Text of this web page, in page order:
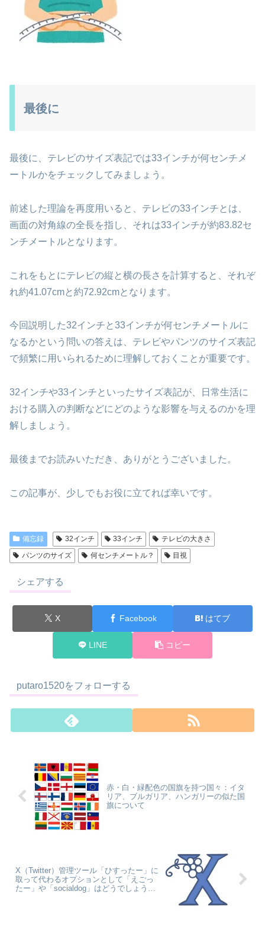
最後に
最後に、テレビのサイズ表記では33インチが何センチメ
ートルかをチェックしてみましょう。
前述した理論を再度用いると、テレビの33インチとは、
画面の対角線の全長を指し、それは33インチが約83.82セ
ンチメートルとなります。
これをもとにテレビの縦と横の長さを計算すると、それぞ
れ約41.07cmと約72.92cmとなります。
今回説明した32インチと33インチが何センチメートルに
なるかという問いの答えは、テレビやパンツのサイズ表記
で頻繁に用いられるために理解しておくことが重要です。
32インチや33インチといったサイズ表記が、日常生活に
おける購入の判断などにどのような影響を与えるのかを理
解しましょう。
最後までお読みいただき、ありがとうございました。
この記事が、少しでもお役に立てれば幸いです。
備忘録 32インチ 33インチ
テレビの大きさ
パンツのサイズ
何センチメートル？ 目視
シェアする
X Facebook はてブ
LINE コピー
putaro1520をフォローする
赤・白・緑配色の国旗を持つ国々：イタ
リア、ブルガリア、ハンガリーの似た国
旗について
X（Twitter）管理ツール「ひすったー」に
取って代わるオプションとして「えごっ
たー」や「socialdog」はどうでしょう